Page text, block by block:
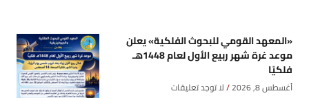
«المعهد القومي للبحوث الفلكية» يعلن
موعد غرة شهر ربيع الأول لعام 1448هـ
فلكيًا
أغسطس 8, 2026 لا توجد تعليقات